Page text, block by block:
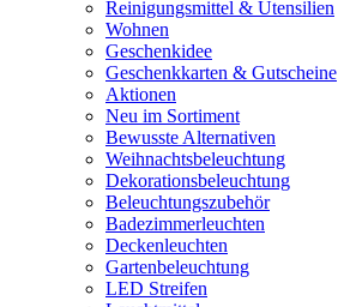
Reinigungsmittel & Utensilien
Wohnen
Geschenkidee
Geschenkkarten & Gutscheine
Aktionen
Neu im Sortiment
Bewusste Alternativen
Weihnachtsbeleuchtung
Dekorationsbeleuchtung
Beleuchtungszubehör
Badezimmerleuchten
Deckenleuchten
Gartenbeleuchtung
LED Streifen